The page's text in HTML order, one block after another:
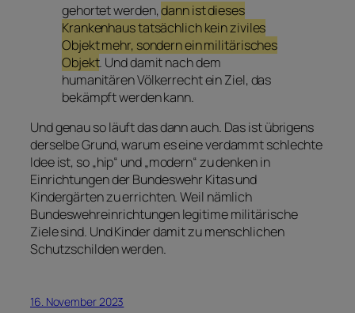
gehortet werden,dann ist dieses
Krankenhaus tatsächlich kein ziviles
Objekt mehr, sondern ein militärisches
Objekt. Und damit nach dem
humanitären Völkerrecht ein Ziel, das
bekämpft werden kann.
Und genau so läuft das dann auch. Das ist übrigens
derselbe Grund, warum es eine verdammt schlechte
Idee ist, so „hip“ und „modern“ zu denken in
Einrichtungen der Bundeswehr Kitas und
Kindergärten zu errichten. Weil nämlich
Bundeswehreinrichtungen legitime militärische
Ziele sind. Und Kinder damit zu menschlichen
Schutzschilden werden.
16. November 2023